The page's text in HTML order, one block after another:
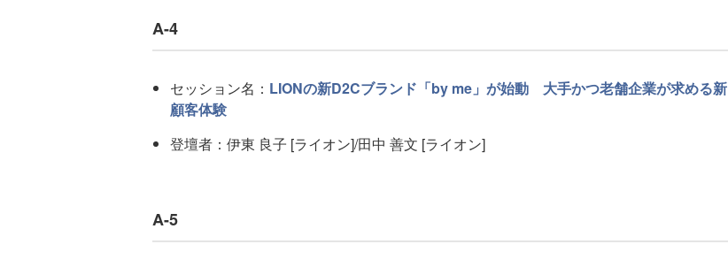
A-4
セッション名： LIONの新D2Cブランド「by me」が始動 大手かつ老舗企業が求める新
顧客体験
登壇者：伊東 良子 [ライオン]/田中 善文 [ライオン]
A-5